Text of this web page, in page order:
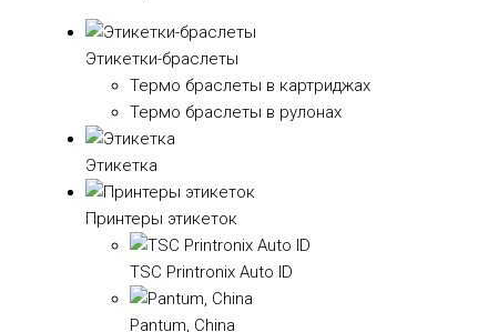
Этикетки-браслеты
Термо браслеты в картриджах
Термо браслеты в рулонах
Этикетка
Принтеры этикеток
TSC Printronix Auto ID
Pantum, China